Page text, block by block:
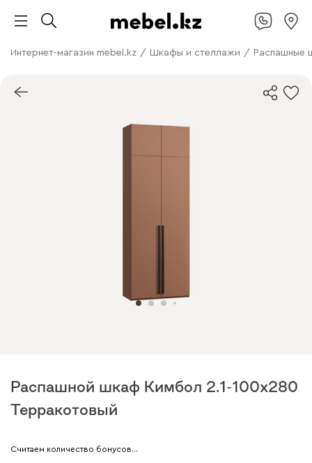
Интернет-магазин mebel.kz / Шкафы и стеллажи / Распашные
Распашной шкаф Кимбол 2.1-100x280
Терракотовый
Считаем количество бонусов…